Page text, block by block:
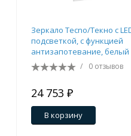
Зеркало Tecno/Текно c
подсветкой, с функцией
антизапотевание, белый
/ 0 отзывов
24 753 ₽
В корзину